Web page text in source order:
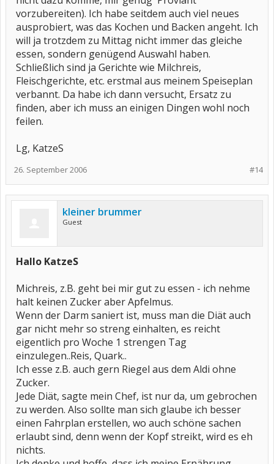
vorzubereiten). Ich habe seitdem auch viel neues
ausprobiert, was das Kochen und Backen angeht. Ich
will ja trotzdem zu Mittag nicht immer das gleiche
essen, sondern genügend Auswahl haben.
Schließlich sind ja Gerichte wie Milchreis,
Fleischgerichte, etc. erstmal aus meinem Speiseplan
verbannt. Da habe ich dann versucht, Ersatz zu
finden, aber ich muss an einigen Dingen wohl noch
feilen.
Lg, KatzeS
#14
26. September 2006
kleiner brummer
Guest
Hallo KatzeS
Michreis, z.B. geht bei mir gut zu essen - ich nehme
halt keinen Zucker aber Apfelmus.
Wenn der Darm saniert ist, muss man die Diät auch
gar nicht mehr so streng einhalten, es reicht
eigentlich pro Woche 1 strengen Tag
einzulegen..Reis, Quark..
Ich esse z.B. auch gern Riegel aus dem Aldi ohne
Zucker.
Jede Diät, sagte mein Chef, ist nur da, um gebrochen
zu werden. Also sollte man sich glaube ich besser
einen Fahrplan erstellen, wo auch schöne sachen
erlaubt sind, denn wenn der Kopf streikt, wird es eh
nichts.